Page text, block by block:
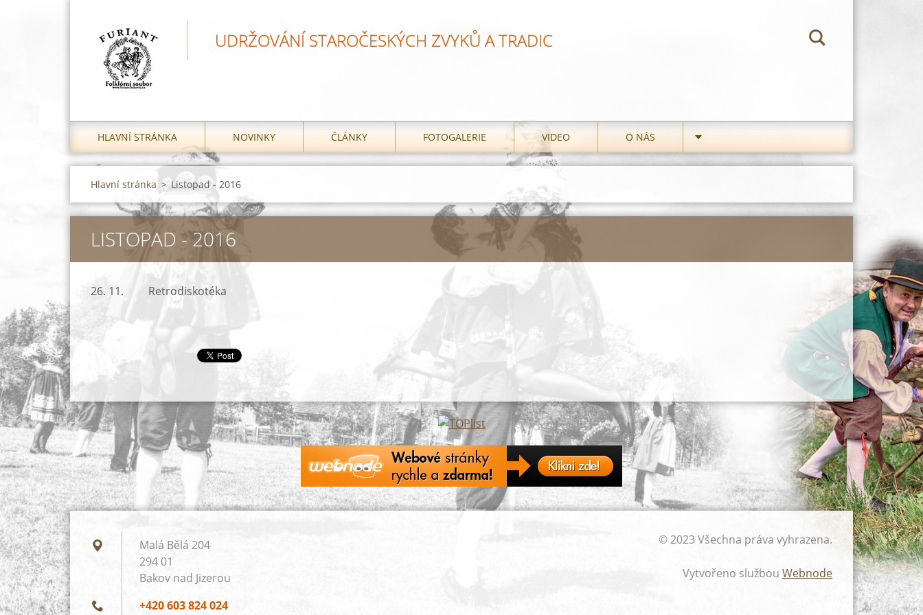
UDRŽOVÁNÍ STAROČESKÝCH ZVYKŮ A TRADIC
HLAVNÍ STRÁNKA NOVINKY ČLÁNKY FOTOGALERIE VIDEO O NÁS
Hlavní stránka > Listopad - 2016
LISTOPAD - 2016
26. 11. Retrodiskotéka
Malá Bělá 204
294 01
Bakov nad Jizerou
+420 603 824 024
© 2023 Všechna práva vyhrazena.
Vytvořeno službou Webnode